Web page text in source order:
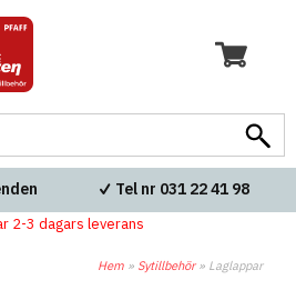
Tel nr 031 22 41 98
2-3 dagars leverans
Hem » Sytillbehör» Laglappar